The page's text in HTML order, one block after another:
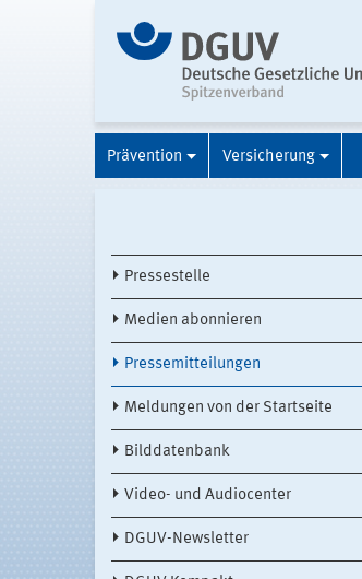
Prävention Versicherung
Pressestelle
Medien abonnieren
Pressemitteilungen
Meldungen von der Startseite
Bilddatenbank
Video- und Audiocenter
DGUV-Newsletter